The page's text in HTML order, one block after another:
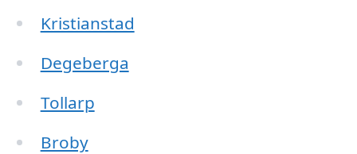
Kristianstad
Degeberga
Tollarp
Broby